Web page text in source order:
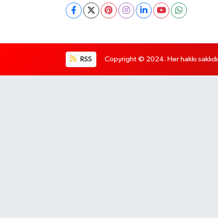
RSS Copyright © 2024. Her hakkı